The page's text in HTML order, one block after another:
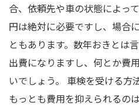
合、依頼先や車の状態によっ
円は絶対に必要ですし、場合
ともあります。数年おきとは
出費になりますし、何とか費
いでしょう。 車検を受ける方
もっとも費用を抑えられるの